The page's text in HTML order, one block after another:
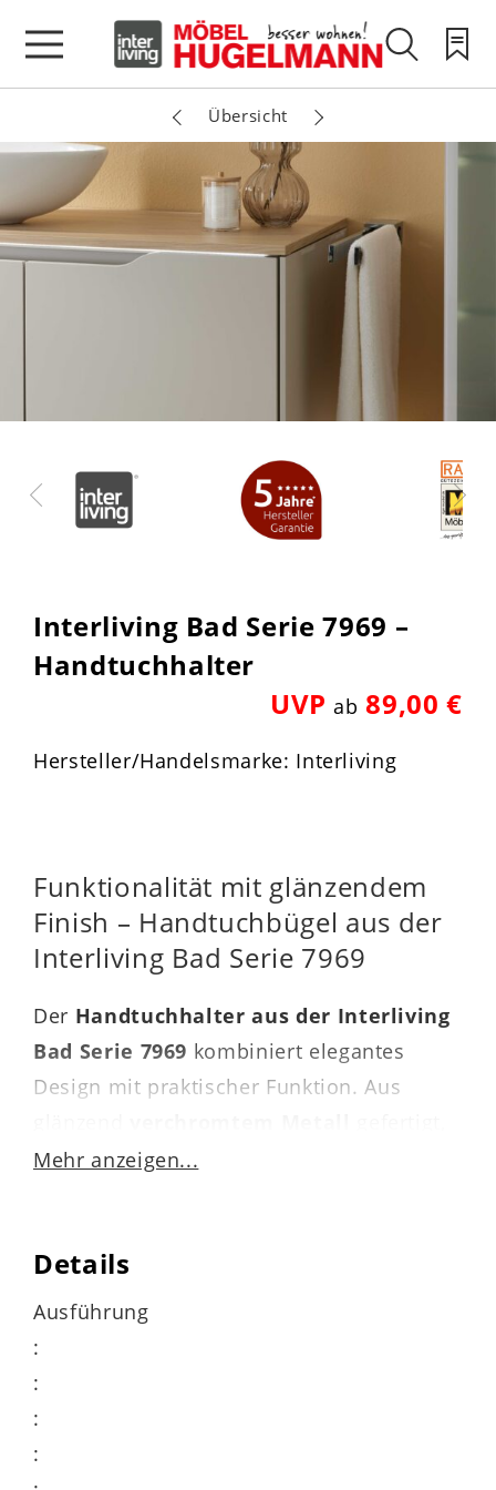
Übersicht
Interliving Bad Serie 7969 –
Handtuchhalter
UVPab 89,00 €
Hersteller/Handelsmarke: Interliving
Funktionalität mit glänzendem
Finish – Handtuchbügel aus der
Interliving Bad Serie 7969
Der Handtuchhalter aus der Interliving
Bad Serie 7969 kombiniert elegantes
Design mit praktischer Funktion. Aus
setzt dieser zweiarmige Handtuchbügel
platzsparende und effektive Weise.
Flexible Montage – am
Mehr anzeigen...
Details
Ausführung
:
:
:
: